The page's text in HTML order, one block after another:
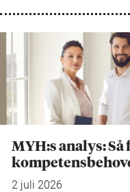
MYH:s analys: Så
2 juli 2026